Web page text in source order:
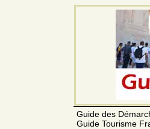
Guide des
Guide Tourisme